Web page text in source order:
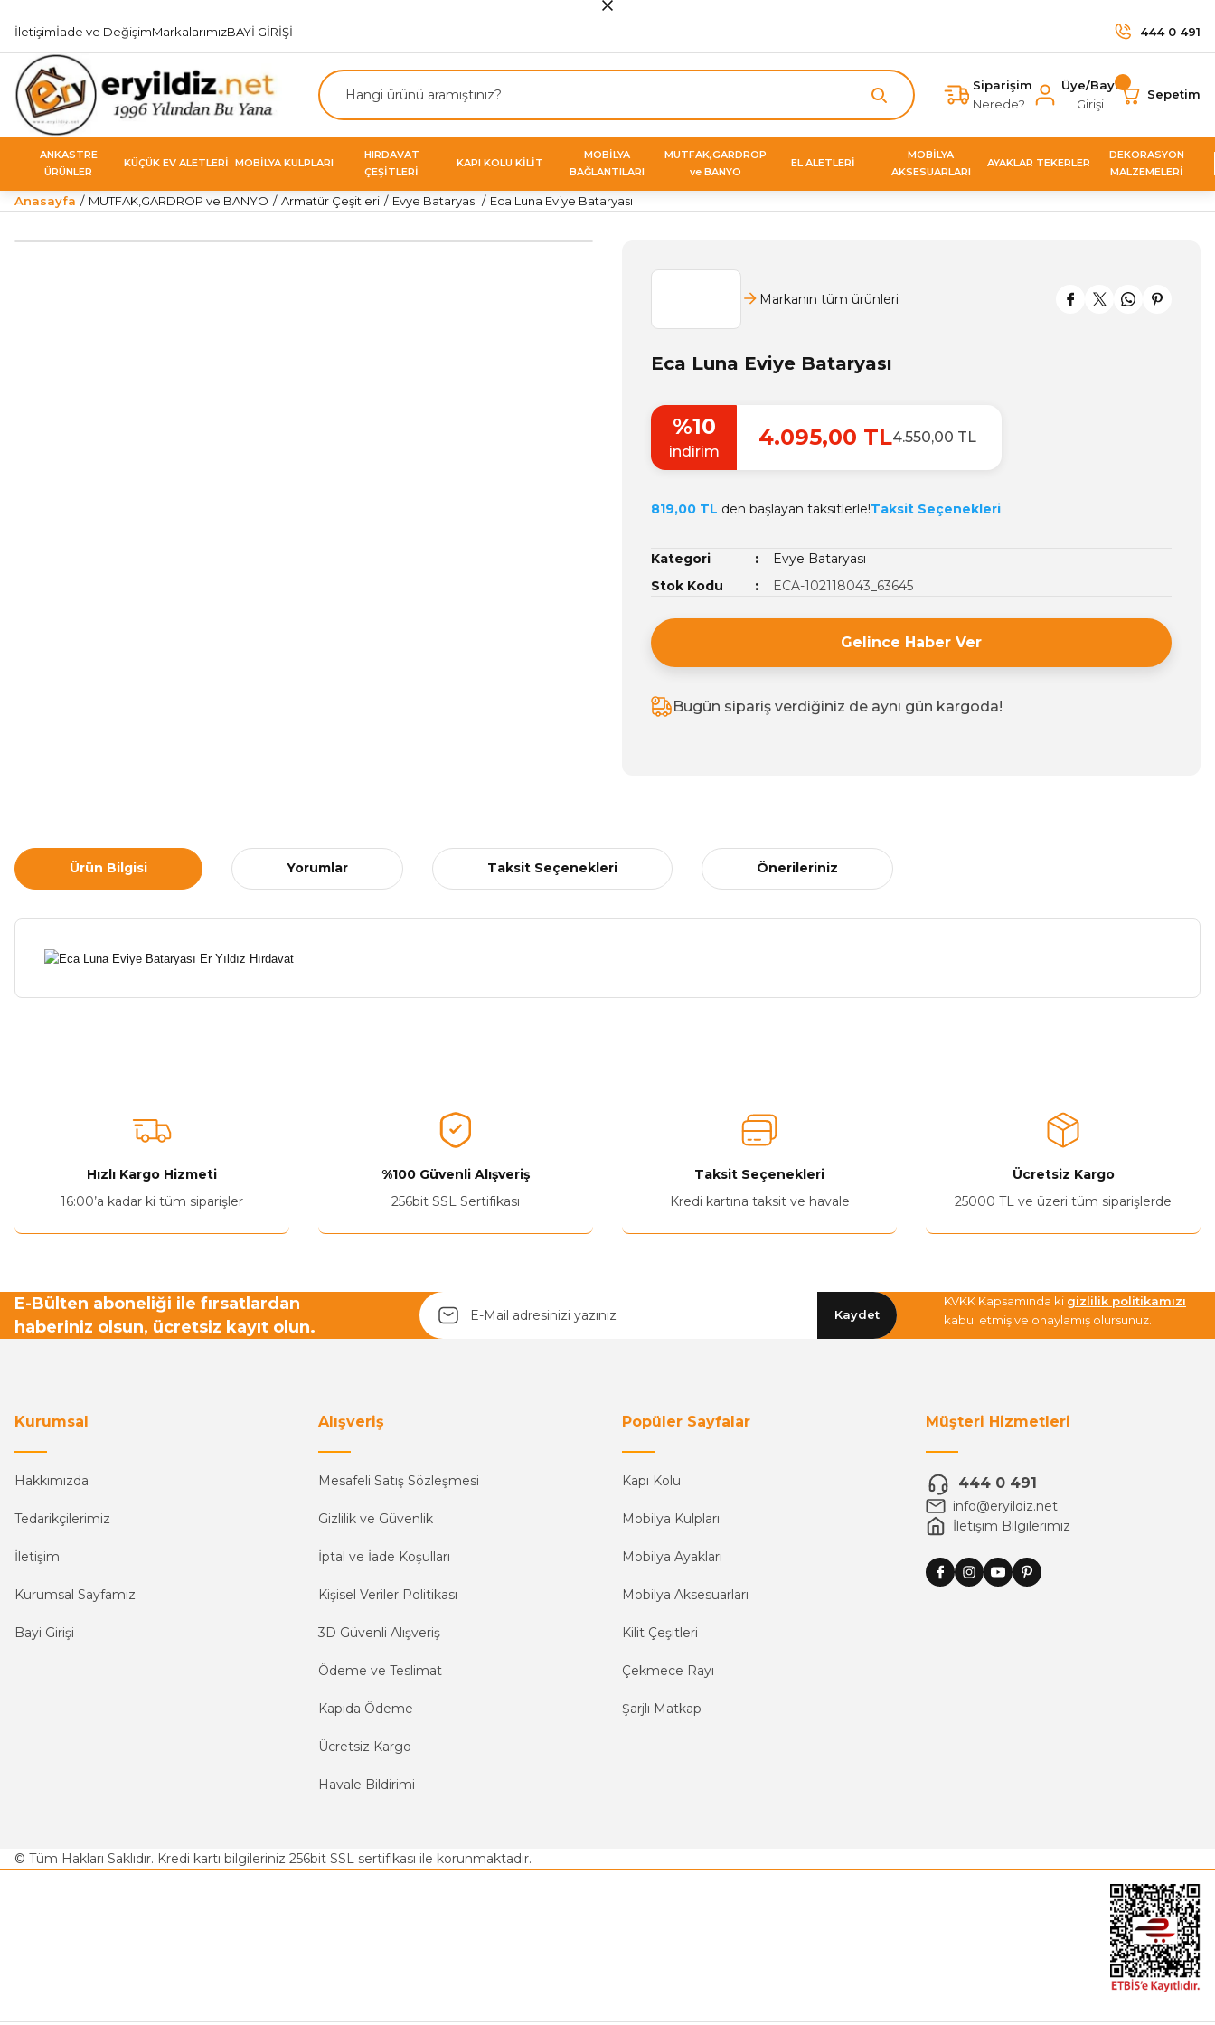
İletişimİade ve DeğişimMarkalarımızBAYİ GİRİŞİ 444 0 491
Siparişim
Nerede?
Üye/Bayi
Girişi
Sepetim
ANKASTRE
ÜRÜNLER
KÜÇÜK EV ALETLERİ MOBİLYA KULPLARI
HIRDAVAT
ÇEŞİTLERİ
KAPI KOLU KİLİT
MOBİLYA
BAĞLANTILARI
MUTFAK,GARDROP
ve BANYO
EL ALETLERİ
MOBİLYA
AKSESUARLARI
AYAKLAR TEKERLER
DEKORASYON
MALZEMELERİ
Anasayfa MUTFAK,GARDROP ve BANYO Armatür Çeşitleri Evye Bataryası Eca Luna Eviye Bataryası
Markanın tüm ürünleri
Eca Luna Eviye Bataryası
%10
indirim
4.095,00 TL4.550,00 TL
819,00 TL den başlayan taksitlerle!Taksit Seçenekleri
Kategori
Evye Bataryası
Stok Kodu
ECA-102118043_63645
Gelince Haber Ver
Bugün sipariş verdiğiniz de aynı gün kargoda!
Ürün Bilgisi Yorumlar Taksit Seçenekleri Önerileriniz
Ürün açıklamasında eksik bilgiler bulunuyor.
Ürün fiyatı diğer sitelerden daha pahalı.
Hızlı Kargo Hizmeti
16:00’a kadar ki tüm siparişler
%100 Güvenli Alışveriş
256bit SSL Sertifikası
Taksit Seçenekleri
Kredi kartına taksit ve havale
Ücretsiz Kargo
25000 TL ve üzeri tüm siparişlerde
E-Bülten aboneliği ile fırsatlardan
haberiniz olsun, ücretsiz kayıt olun.
Kaydet
KVKK Kapsamında ki gizlilik politikamızı
kabul etmiş ve onaylamış olursunuz.
Kurumsal
Hakkımızda
Tedarikçilerimiz
İletişim
Kurumsal Sayfamız
Bayi Girişi
Alışveriş
Mesafeli Satış Sözleşmesi
Gizlilik ve Güvenlik
İptal ve İade Koşulları
Kişisel Veriler Politikası
3D Güvenli Alışveriş
Ödeme ve Teslimat
Kapıda Ödeme
Ücretsiz Kargo
Havale Bildirimi
Popüler Sayfalar
Kapı Kolu
Mobilya Kulpları
Mobilya Ayakları
Mobilya Aksesuarları
Kilit Çeşitleri
Çekmece Rayı
Şarjlı Matkap
Müşteri Hizmetleri
444 0 491
info@eryildiz.net
İletişim Bilgilerimiz
© Tüm Hakları Saklıdır. Kredi kartı bilgileriniz 256bit SSL sertifikası ile korunmaktadır.